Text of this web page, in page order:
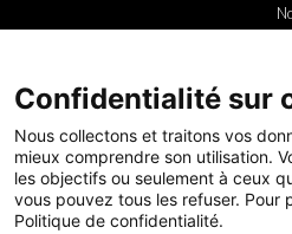
Confidentialité sur
Nous collectons et traitons vos
mieux comprendre son utilisation.
les objectifs ou seulement à ceux
vous pouvez tous les refuser. Pour
Politique de confidentialité.